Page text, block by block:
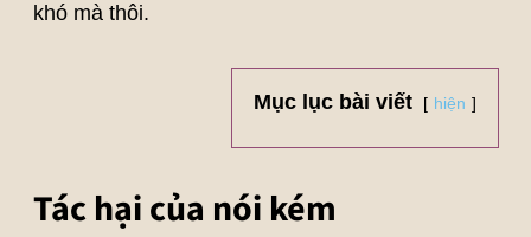
khó mà thôi.
Mục lục bài viết hiện
Tác hại của nói kém